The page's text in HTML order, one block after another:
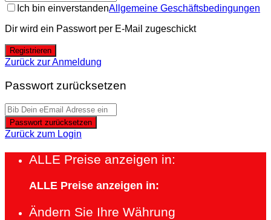
Ich bin einverstandenAllgemeine Geschäftsbedingungen
Dir wird ein Passwort per E-Mail zugeschickt
Registrieren
Zurück zur Anmeldung
Passwort zurücksetzen
Passwort zurücksetzen
Zurück zum Login
ALLE Preise anzeigen in:
ALLE Preise anzeigen in:
Ändern Sie Ihre Währung